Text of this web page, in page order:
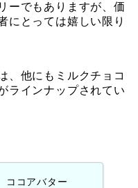
ーでもありますが、価
にとっては嬉しい限り
、他にもミルクチョコ
ラインナップされてい
ココアバター